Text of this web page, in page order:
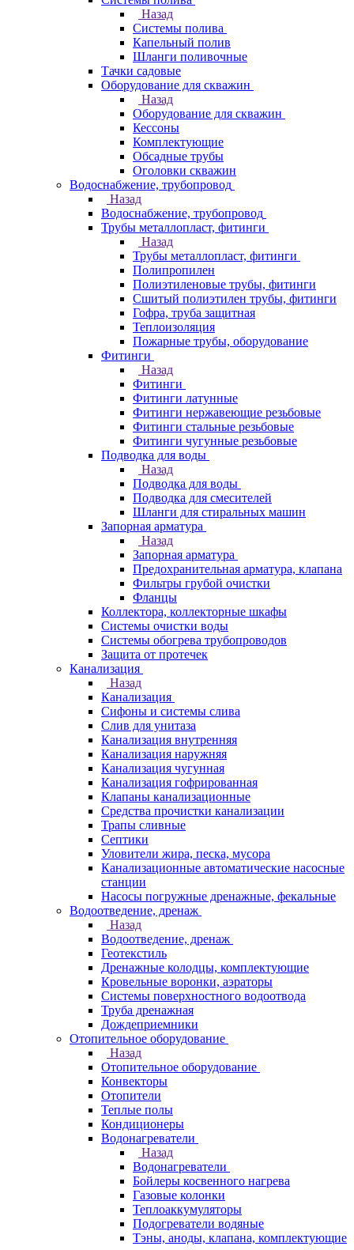
Назад
Системы полива
Капельный полив
Шланги поливочные
Тачки садовые
Оборудование для скважин
Назад
Оборудование для скважин
Кессоны
Комплектующие
Обсадные трубы
Оголовки скважин
Водоснабжение, трубопровод
Назад
Водоснабжение, трубопровод
Трубы металлопласт, фитинги
Назад
Трубы металлопласт, фитинги
Полипропилен
Полиэтиленовые трубы, фитинги
Сшитый полиэтилен трубы, фитинги
Гофра, труба защитная
Теплоизоляция
Пожарные трубы, оборудование
Фитинги
Назад
Фитинги
Фитинги латунные
Фитинги нержавеющие резьбовые
Фитинги стальные резьбовые
Фитинги чугунные резьбовые
Подводка для воды
Назад
Подводка для воды
Подводка для смесителей
Шланги для стиральных машин
Запорная арматура
Назад
Запорная арматура
Предохранительная арматура, клапана
Фильтры грубой очистки
Фланцы
Коллектора, коллекторные шкафы
Системы очистки воды
Системы обогрева трубопроводов
Защита от протечек
Канализация
Назад
Канализация
Сифоны и системы слива
Слив для унитаза
Канализация внутренняя
Канализация наружняя
Канализация чугунная
Канализация гофрированная
Клапаны канализационные
Средства прочистки канализации
Трапы сливные
Септики
Уловители жира, песка, мусора
Канализационные автоматические насосные
станции
Насосы погружные дренажные, фекальные
Водоотведение, дренаж
Назад
Водоотведение, дренаж
Геотекстиль
Дренажные колодцы, комплектующие
Кровельные воронки, аэраторы
Системы поверхностного водоотвода
Труба дренажная
Дождеприемники
Отопительное оборудование
Назад
Отопительное оборудование
Конвекторы
Отопители
Теплые полы
Кондиционеры
Водонагреватели
Назад
Водонагреватели
Бойлеры косвенного нагрева
Газовые колонки
Теплоаккумуляторы
Подогреватели водяные
Тэны, аноды, клапана, комплектующие